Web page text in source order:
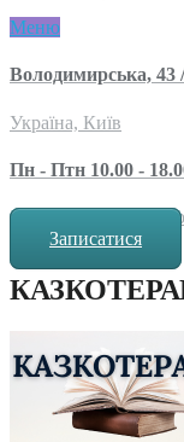
Меню
Володимирська, 43
Україна, Київ
Пн - Птн 10.00 -
за попереднім
Записатися